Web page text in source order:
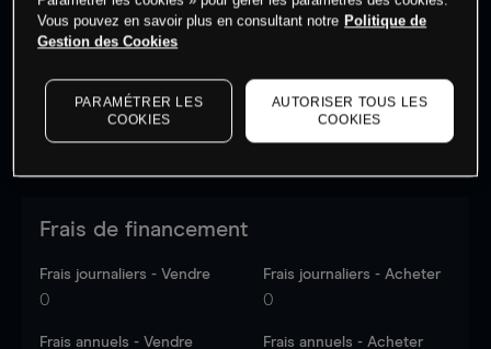
dernières données du marché.
Log in
to see latest
Frais de financement
Frais journaliers - Vendre
0
Frais journaliers - Acheter
0
Frais annuels - Vendre Frais annuels - Acheter
Vous pouvez en savoir plus en consultant notre Politique de
Gestion des Cookies
PARAMÉTRER LES
COOKIES
AUTORISER TOUS LES
COOKIES